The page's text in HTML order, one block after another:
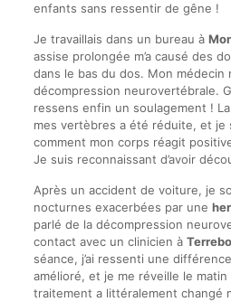
enfants sans ressentir de gêne !
Je travaillais dans un bureau à
assise prolongée m’a causé des
dans le bas du dos. Mon médecin
décompression neurovertébrale.
ressens enfin un soulagement !
mes vertèbres a été réduite, et je
comment mon corps réagit
Je suis reconnaissant d’avoir
Après un accident de voiture, je
nocturnes exacerbées par une
parlé de la décompression
contact avec un clinicien à
séance, j’ai ressenti une
amélioré, et je me réveille le matin
traitement a littéralement changé